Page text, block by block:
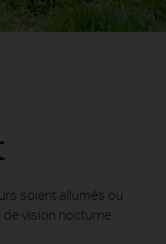
soient allumés ou
vision nocturne